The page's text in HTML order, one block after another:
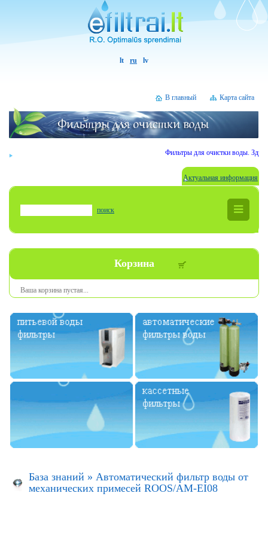
lt ru lv
Карта сайта
В главный
Фильтры для очистки воды.
Актуальная информация
поиск
Корзина
Ваша корзина пустая...
База знаний » Автоматический фильтр воды от
механических примесей ROOS/AM-EI08